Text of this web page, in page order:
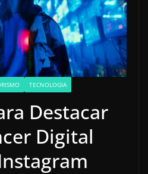
TECNOLOGIA
Destacar
Digital